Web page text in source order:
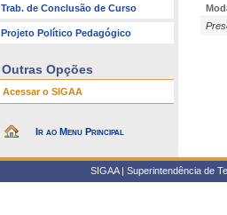
Trab. de Conclusão de Curso
Projeto Político Pedagógico
Outras Opções
Acessar o SIGAA
Ir ao Menu Principal
SIGAA | Superintendência de